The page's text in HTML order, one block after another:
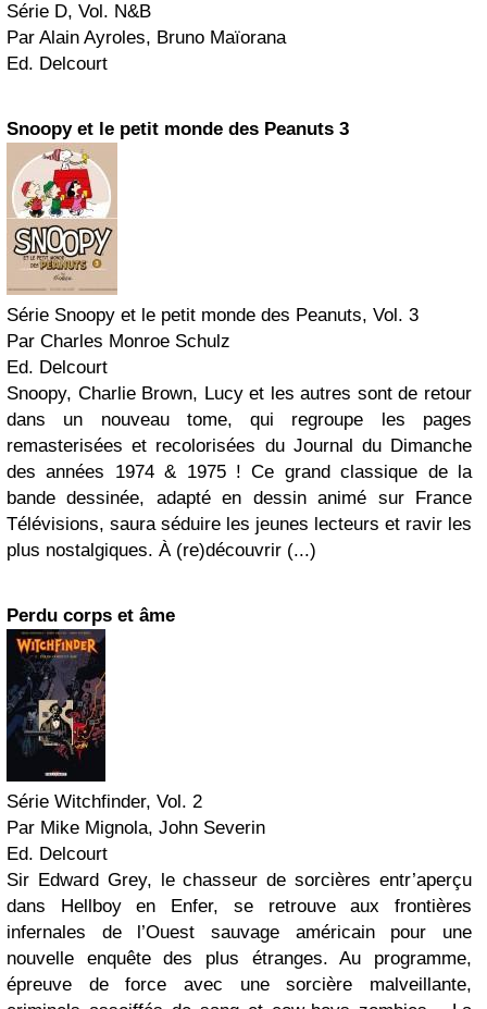
Série D, Vol. N&B
Par Alain Ayroles, Bruno Maïorana
Ed. Delcourt
Snoopy et le petit monde des Peanuts 3
Série Snoopy et le petit monde des Peanuts, Vol. 3
Par Charles Monroe Schulz
Ed. Delcourt
Snoopy, Charlie Brown, Lucy et les autres sont de retour
dans un nouveau tome, qui regroupe les pages
remasterisées et recolorisées du Journal du Dimanche
des années 1974 & 1975 ! Ce grand classique de la
bande dessinée, adapté en dessin animé sur France
Télévisions, saura séduire les jeunes lecteurs et ravir les
plus nostalgiques. À (re)découvrir (...)
Perdu corps et âme
Série Witchfinder, Vol. 2
Par Mike Mignola, John Severin
Ed. Delcourt
Sir Edward Grey, le chasseur de sorcières entr’aperçu
dans Hellboy en Enfer, se retrouve aux frontières
infernales de l’Ouest sauvage américain pour une
nouvelle enquête des plus étranges. Au programme,
épreuve de force avec une sorcière malveillante,